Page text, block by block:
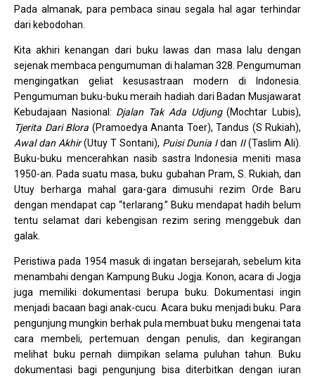
Pada almanak, para pembaca sinau segala hal agar terhindar
dari kebodohan.
Kita akhiri kenangan dari buku lawas dan masa lalu dengan
sejenak membaca pengumuman di halaman 328. Pengumuman
mengingatkan geliat kesusastraan modern di Indonesia.
Pengumuman buku-buku meraih hadiah dari Badan Musjawarat
Kebudajaan Nasional: Djalan Tak Ada Udjung(Mochtar Lubis),
Tjerita Dari Blora (Pramoedya Ananta Toer), Tandus (S Rukiah),
Awal dan Akhir(Utuy T Sontani), Puisi Dunia Idan II(Taslim Ali).
Buku-buku mencerahkan nasib sastra Indonesia meniti masa
1950-an. Pada suatu masa, buku gubahan Pram, S. Rukiah, dan
Utuy berharga mahal gara-gara dimusuhi rezim Orde Baru
dengan mendapat cap “terlarang.” Buku mendapat hadih belum
tentu selamat dari kebengisan rezim sering menggebuk dan
galak.
Peristiwa pada 1954 masuk di ingatan bersejarah, sebelum kita
menambahi dengan Kampung Buku Jogja. Konon, acara di Jogja
juga memiliki dokumentasi berupa buku. Dokumentasi ingin
menjadi bacaan bagi anak-cucu. Acara buku menjadi buku. Para
pengunjung mungkin berhak pula membuat buku mengenai tata
cara membeli, pertemuan dengan penulis, dan kegirangan
melihat buku pernah diimpikan selama puluhan tahun. Buku
dokumentasi bagi pengunjung bisa diterbitkan dengan iuran